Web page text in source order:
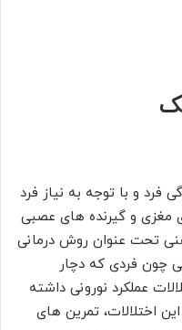
فرد و با توجه به نیاز فرد
مغزی و گیرنده های عصبی
تحت عنوان روش درمانی
چون فردی که دچار
عملکرد نورونی داشته
اختلالات، تمرین های